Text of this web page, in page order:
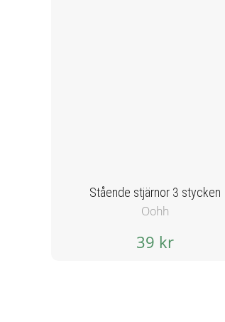
Stående stjärnor 3 stycken
Oohh
39 kr